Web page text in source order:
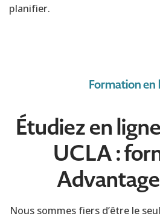
planifier.
Formation en
Étudiez en
UCLA :
Nous sommes fiers d’être le